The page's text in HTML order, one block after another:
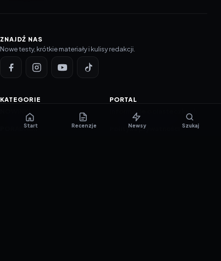
ZNAJDŹ NAS
Nowe testy, krótkie materiały i kulisy redakcji.
KATEGORIE
NOWINKI
PORADNIKI
PORTAL
Informacje o ciasteczkach
Polityka prywatności
Start Recenzje Newsy Szukaj